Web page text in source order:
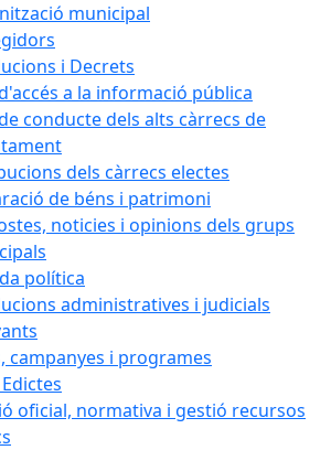
municipal
i Decrets
a la informació pública
conducte dels alts càrrecs de
dels càrrecs electes
de béns i patrimoni
noticies i opinions dels grups
política
administratives i judicials
campanyes i programes
oficial, normativa i gestió recursos